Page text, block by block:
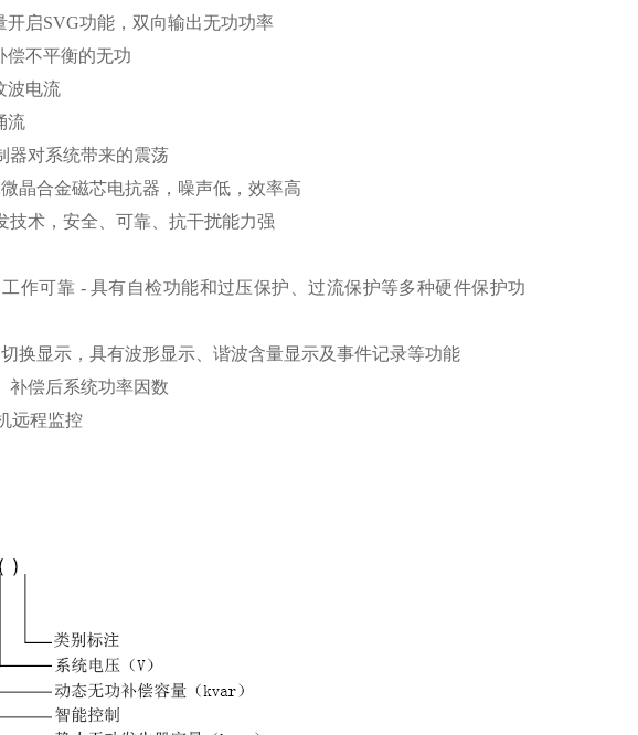
启SVG功能，双向输出无功功率
偿不平衡的无功
波电流
流
器对系统带来的震荡
晶合金磁芯电抗器，噪声低，效率高
技术，安全、可靠、抗干扰能力强
作可靠 - 具有自检功能和过压保护、过流保护等多种硬件保护功
换显示，具有波形显示、谐波含量显示及事件记录等功能
补偿后系统功率因数
远程监控